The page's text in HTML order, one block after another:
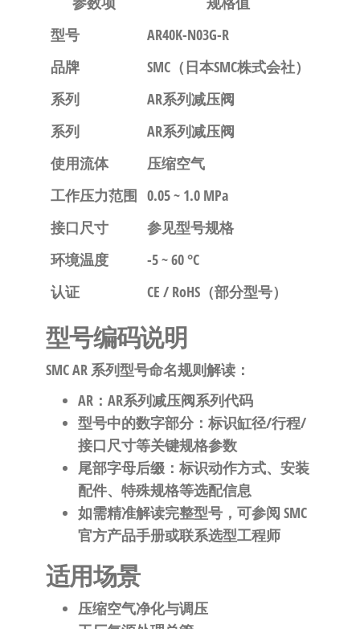
型号
AR40K-N03G-R
品牌
SMC（日本SMC株式会社）
系列
AR系列减压阀
系列
AR系列减压阀
使用流体
压缩空气
工作压力范围 0.05 ~ 1.0 MPa
接口尺寸
参见型号规格
环境温度
-5 ~ 60 °C
认证
CE / RoHS（部分型号）
型号编码说明
SMC AR 系列型号命名规则解读：
AR：AR系列减压阀系列代码
型号中的数字部分：标识缸径/行程/
接口尺寸等关键规格参数
尾部字母后缀：标识动作方式、安装
配件、特殊规格等选配信息
如需精准解读完整型号，可参阅 SMC
官方产品手册或联系选型工程师
适用场景
压缩空气净化与调压